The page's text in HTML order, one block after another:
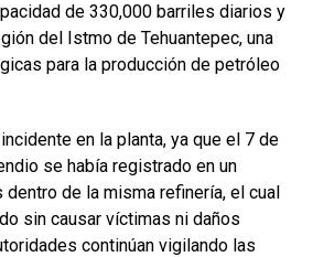
de 330,000 barriles diarios y
del Istmo de Tehuantepec, una
para la producción de petróleo
en la planta, ya que el 7 de
se había registrado en un
de la misma refinería, el cual
sin causar víctimas ni daños
continúan vigilando las